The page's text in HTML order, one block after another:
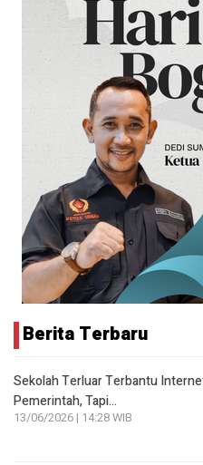
Berita Terbaru
Sekolah Terluar Terbantu
Pemerintah, Tapi…
13/06/2026 | 14:28 WIB